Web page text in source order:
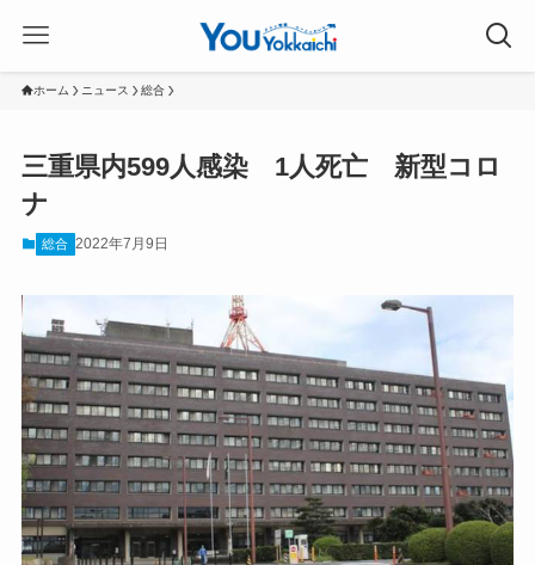
ホーム ニュース 総合
三重県内599人感染 1人死亡 新型コロ
ナ
総合 2022年7月9日